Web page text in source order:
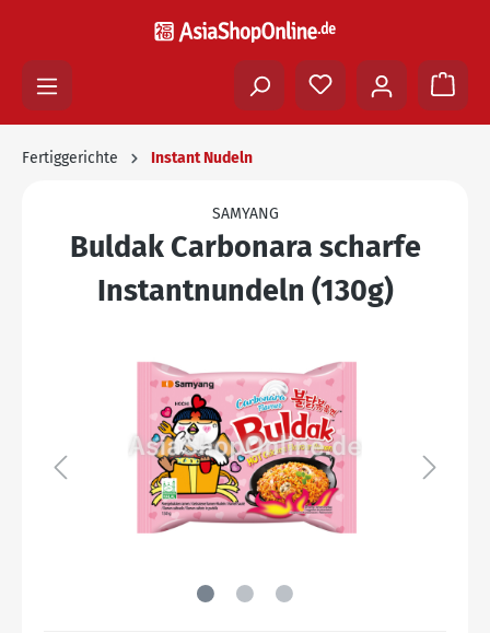
Fertiggerichte Instant Nudeln
SAMYANG
Buldak Carbonara scharfe
Instantnundeln (130g)